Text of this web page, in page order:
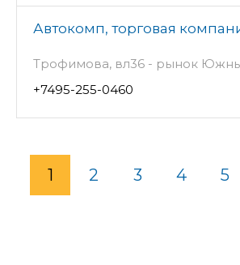
Автокомп, торговая
Трофимова, вл36 - рынок
+7495-255-0460
1 2 3 4 5